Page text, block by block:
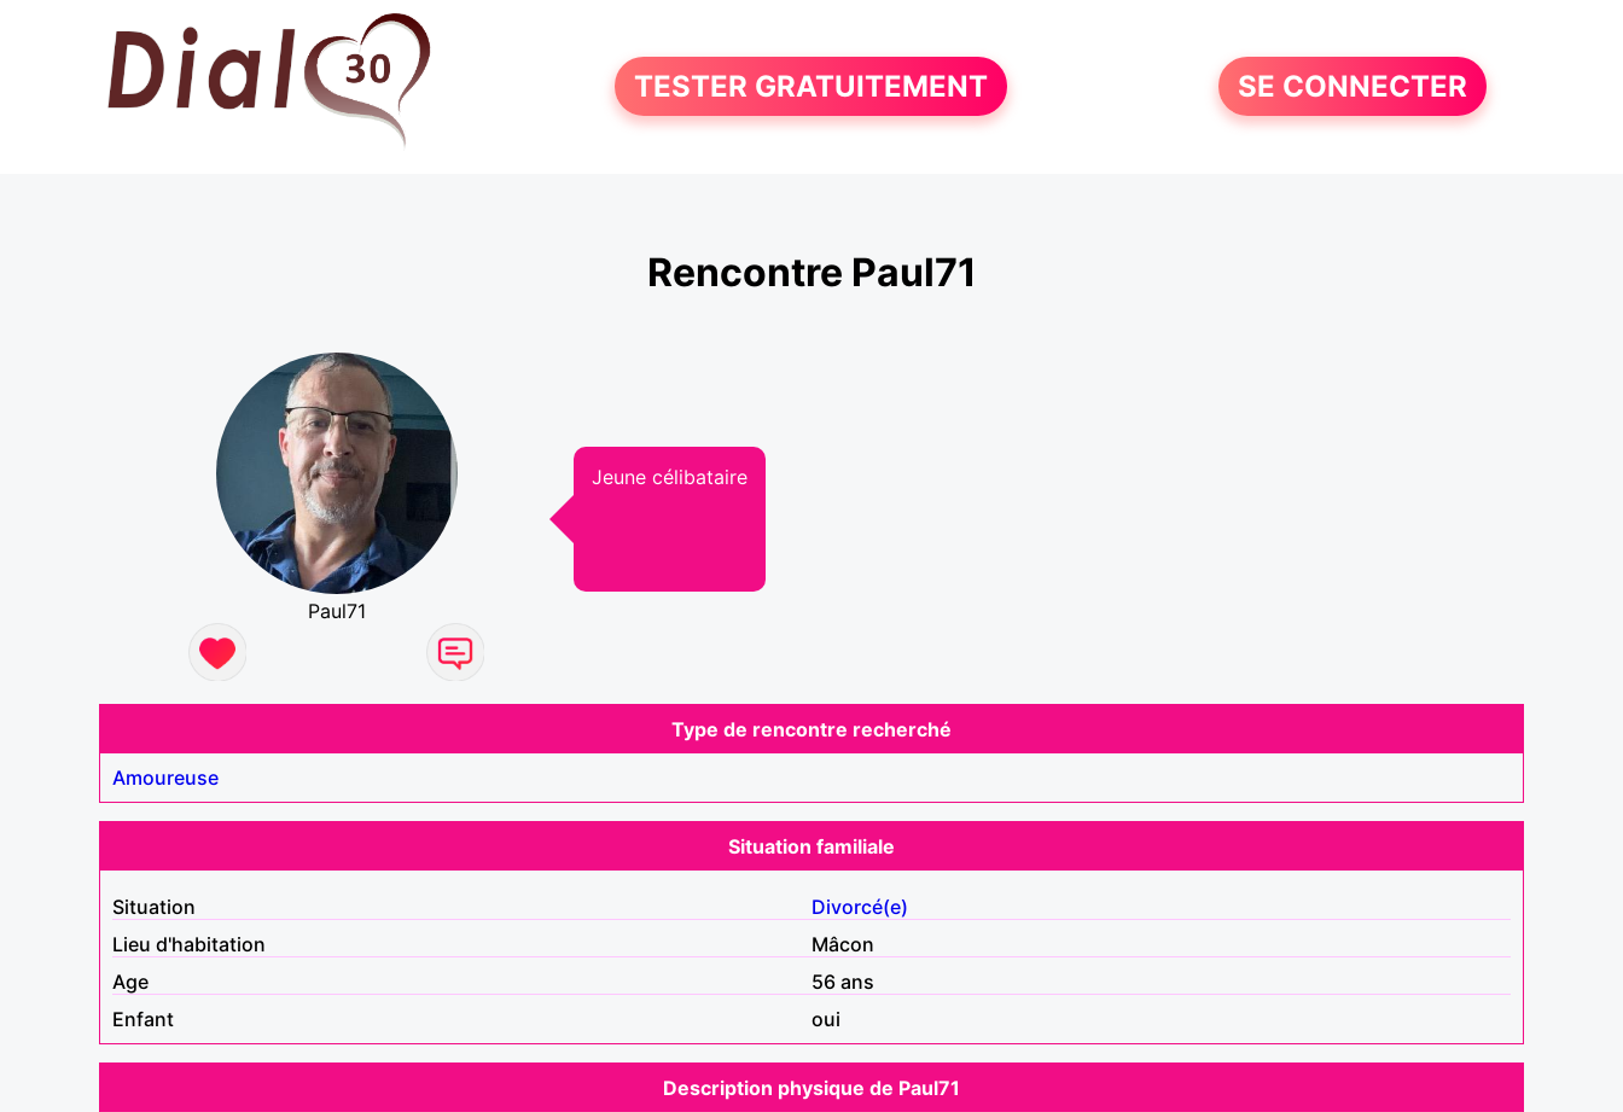
TESTER GRATUITEMENT SE CONNECTER
Rencontre Paul71
Paul71
Jeune célibataire
Type de rencontre recherché
Amoureuse
Situation familiale
Situation
Divorcé(e)
Lieu d'habitation
Mâcon
Age
56 ans
Enfant
oui
Description physique de Paul71